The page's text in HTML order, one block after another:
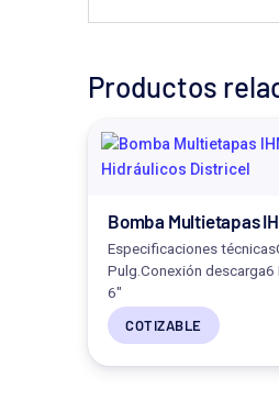
Productos
Bomba Multietapas
Especificaciones
Pulg.Conexión
6"
COTIZABLE